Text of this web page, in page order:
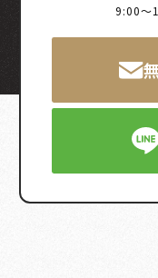
9:00～